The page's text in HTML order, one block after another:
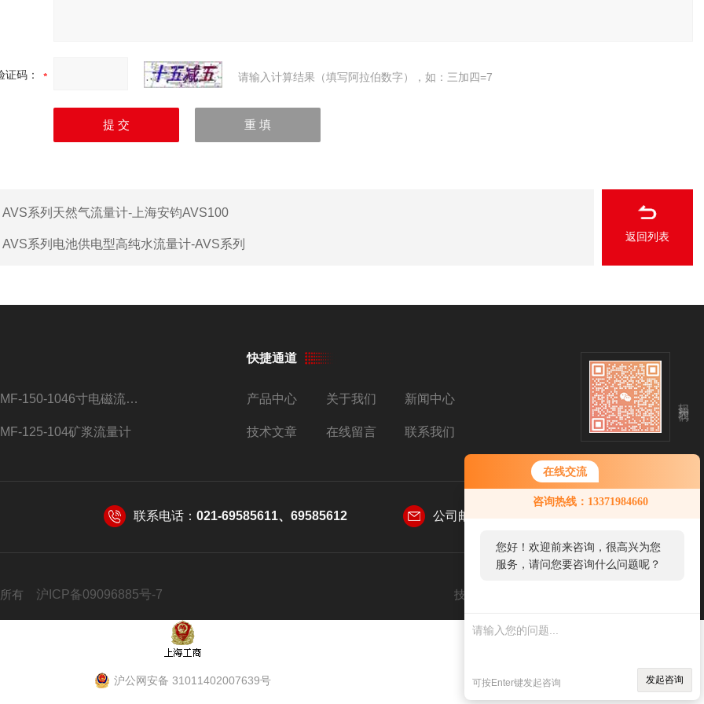
在线交流
咨询热线：13371984660
您好！欢迎前来咨询，很高兴为您
服务，请问您要咨询什么问题呢？
您好，看您停留很久了，是否找到
了需求产品，您可以直接在线与我
可按Enter键发起咨询 发起咨询
证码： 请输入计算结果（填写阿拉伯数字），如：三加四=7
AVS系列天然气流量计-上海安钧AVS100
AVS系列电池供电型高纯水流量计-AVS系列
返回列表
AMF-150-1046寸电磁流量计
125-104矿浆流量计
快捷通道
产品中心 关于我们 新闻中心
技术文章 在线留言 联系我们
联系电话： 021-69585611、69585612 公司邮箱：
所有 沪ICP备09096885号-7 技术支持：
沪公网安备 31011402007639号